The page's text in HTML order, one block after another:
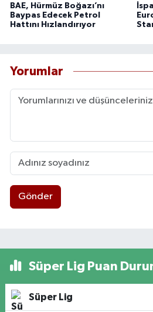
BAE, Hürmüz Boğazı’nı
Baypas Edecek Petrol
Hattını Hızlandırıyor
Yorumlar
Gönder
Süper Lig Puan
Süper Lig